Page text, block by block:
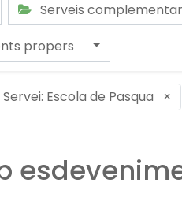
Serveis
propers
Servei: Escola de Pasqua ×